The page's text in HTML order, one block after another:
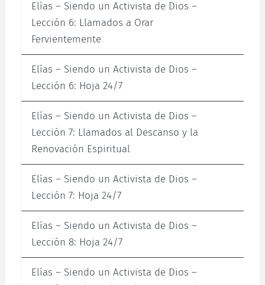
Elías – Siendo un Activista de Dios –
Lección 6: Llamados a Orar
Fervientemente
Elías – Siendo un Activista de Dios –
Lección 6: Hoja 24/7
Elías – Siendo un Activista de Dios –
Lección 7: Llamados al Descanso y la
Renovación Espiritual
Elías – Siendo un Activista de Dios –
Lección 7: Hoja 24/7
Elías – Siendo un Activista de Dios –
Lección 8: Hoja 24/7
Elías – Siendo un Activista de Dios –